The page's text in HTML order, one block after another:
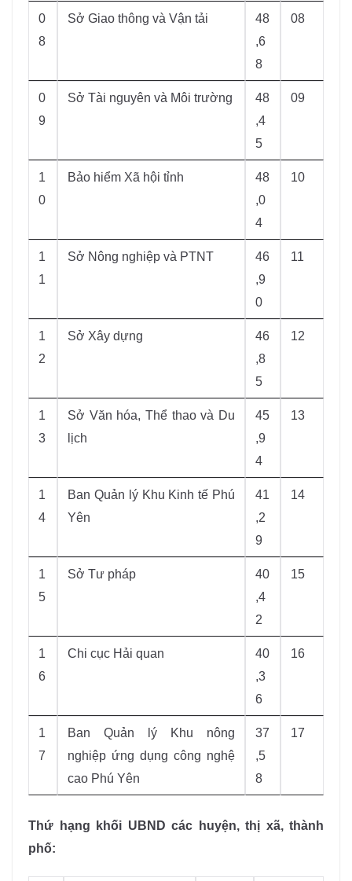
0
8
Sở Giao thông và Vận tải
48
,6
8
08
0
9
Sở Tài nguyên và Môi trường
48
,4
5
09
1
0
Bảo hiểm Xã hội tỉnh
48
,0
4
10
1
1
Sở Nông nghiệp và PTNT
46
,9
0
11
1
2
Sở Xây dựng
46
,8
5
12
1
3
Sở Văn hóa, Thể thao và Du
lịch
45
,9
4
13
1
4
Ban Quản lý Khu Kinh tế Phú
Yên
41
,2
9
14
1
5
Sở Tư pháp
40
,4
2
15
1
6
Chi cục Hải quan
40
,3
6
16
1
7
Ban Quản lý Khu nông
nghiệp ứng dụng công nghệ
cao Phú Yên
37
,5
8
17
Thứ hạng khối UBND các huyện, thị xã, thành
phố: